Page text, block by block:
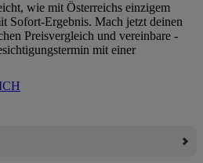
wie mit Österreichs einzigem
Sofort-Ergebnis. Mach jetzt deinen
Preisvergleich und vereinbare -
mit einer